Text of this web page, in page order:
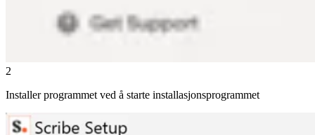
2
Installer programmet ved å starte installasjonsprogrammet